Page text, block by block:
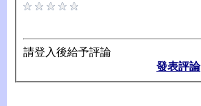
請登入後給予評論
發表評論